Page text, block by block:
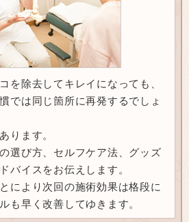
を除去してキレイになっても、
では同じ箇所に再発するでしょ
ります。
選び方、セルフケア法、グッズ
バイスをお伝えします。
により次回の施術効果は格段に
も早く改善してゆきます。